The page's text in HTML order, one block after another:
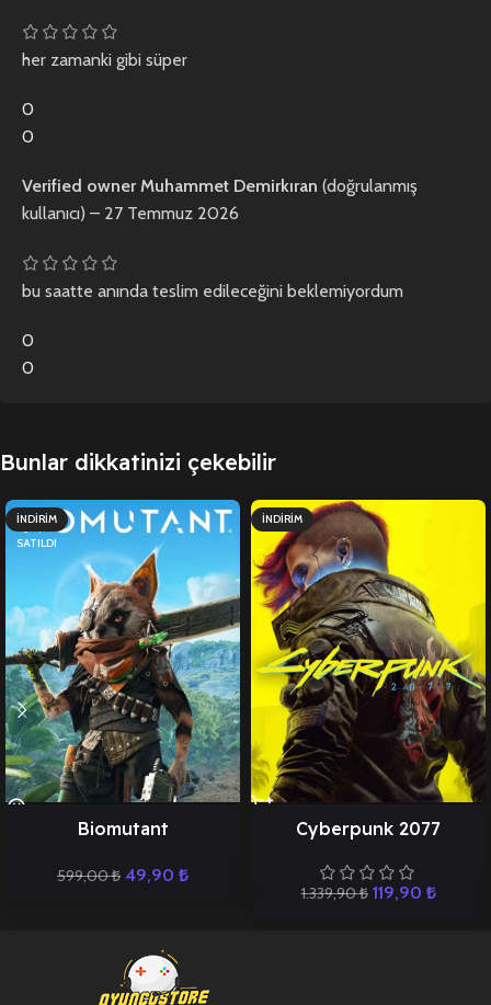
her zamanki gibi süper
0
0
Verified owner Muhammet Demirkıran (doğrulanmış
kullanıcı) – 27 Temmuz 2026
bu saatte anında teslim edileceğini beklemiyordum
0
0
Bunlar dikkatinizi çekebilir
İNDIRIM
SATILDI
Biomutant
599,00₺ 49,90 ₺
İNDIRIM
Cyberpunk 2077
1.339,90₺ 119,90 ₺